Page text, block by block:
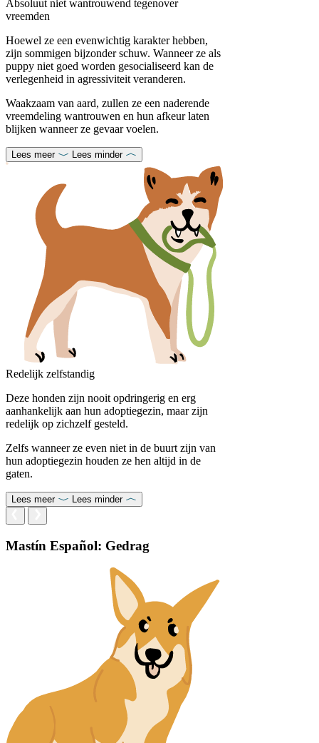
Absoluut niet wantrouwend tegenover
vreemden
Hoewel ze een evenwichtig karakter hebben,
zijn sommigen bijzonder schuw. Wanneer ze als
puppy niet goed worden gesocialiseerd kan de
verlegenheid in agressiviteit veranderen.
Waakzaam van aard, zullen ze een naderende
vreemdeling wantrouwen en hun afkeur laten
blijken wanneer ze gevaar voelen.
Lees meer Lees minder
Redelijk zelfstandig
Deze honden zijn nooit opdringerig en erg
aanhankelijk aan hun adoptiegezin, maar zijn
redelijk op zichzelf gesteld.
Zelfs wanneer ze even niet in de buurt zijn van
hun adoptiegezin houden ze hen altijd in de
gaten.
Lees meer Lees minder
Mastín Español: Gedrag